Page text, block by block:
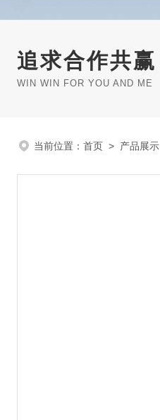
追求合作共赢
WIN WIN FOR YOU AND ME
当前位置： 首页 > 产品展示